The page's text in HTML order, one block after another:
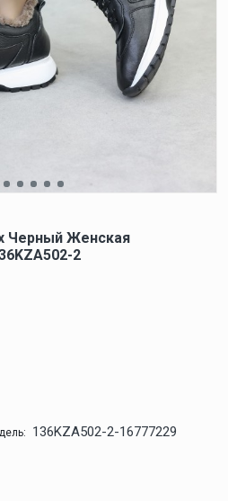
Черный Женская
2
136KZA502-2-16777229